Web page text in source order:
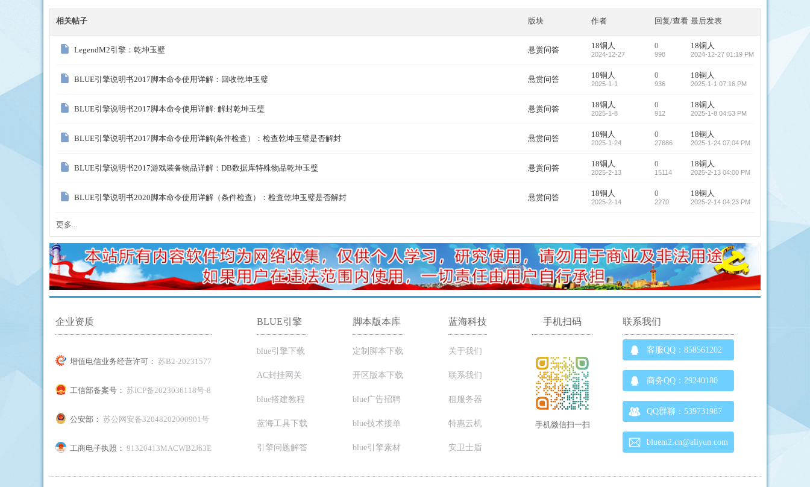
擎
相关帖子 版块 作者 回复/查看 最后发表
LegendM2引擎：乾坤玉壁 悬赏问答 18铜人
2024-12-27
0
998
18铜人
2024-12-27 01:19 PM
BLUE引擎说明书2017脚本命令使用详解：回收乾坤玉璧 悬赏问答 18铜人
2025-1-1
0
936
18铜人
2025-1-1 07:16 PM
BLUE引擎说明书2017脚本命令使用详解: 解封乾坤玉璧 悬赏问答 18铜人
2025-1-8
0
912
18铜人
2025-1-8 04:53 PM
BLUE引擎说明书2017脚本命令使用详解(条件检查）：检查乾坤玉璧是否解封 悬赏问答 18铜人
2025-1-24
0
27686
18铜人
2025-1-24 07:04 PM
BLUE引擎说明书2017游戏装备物品详解：DB数据库特殊物品乾坤玉璧 悬赏问答 18铜人
2025-2-13
0
15114
18铜人
2025-2-13 04:00 PM
BLUE引擎说明书2020脚本命令使用详解（条件检查）：检查乾坤玉璧是否解封 悬赏问答 18铜人
2025-2-14
0
2270
18铜人
2025-2-14 04:23 PM
更多...
企业资质
增值电信业务经营许可： 苏B2-20231577
工信部备案号： 苏ICP备2023036118号-8
公安部： 苏公网安备32048202000901号
工商电子执照： 91320413MACWB2J63E
BLUE引擎
blue引擎下载
AC封挂网关
blue搭建教程
蓝海工具下载
引擎问题解答
脚本版本库
定制脚本下载
开区版本下载
blue广告招聘
blue技术接单
blue引擎素材
蓝海科技
关于我们
联系我们
租服务器
特惠云机
安卫士盾
手机扫码
手机微信扫一扫
联系我们
客服QQ：858561202
商务QQ：29240180
QQ群聊：539731987
bluem2.cn@aliyun.com